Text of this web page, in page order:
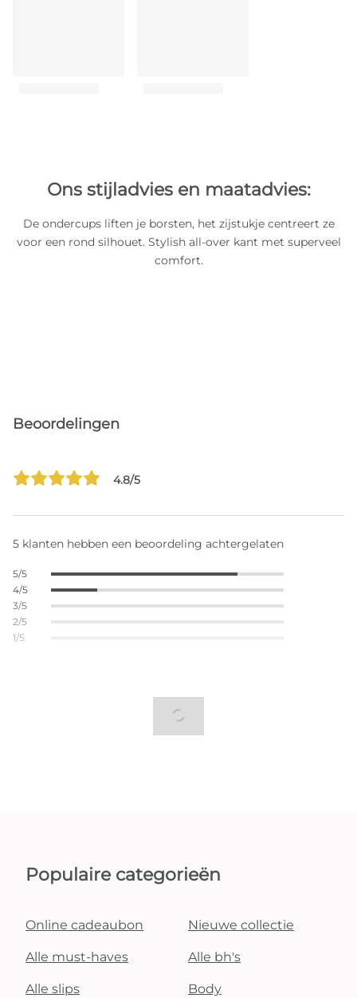
Ons stijladvies en maatadvies:
De ondercups liften je borsten, het zijstukje centreert ze
voor een rond silhouet. Stylish all-over kant met superveel
comfort.
Beoordelingen
4.8/5
5 klanten hebben een beoordeling achtergelaten
5/5
4/5
3/5
2/5
1/5
Populaire categorieën
Online cadeaubon Nieuwe collectie
Alle must-haves Alle bh's
Alle slips Body